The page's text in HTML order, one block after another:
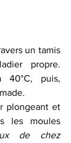
un tamis
propre.
40°C, puis,
plongeant et
les moules
de chez